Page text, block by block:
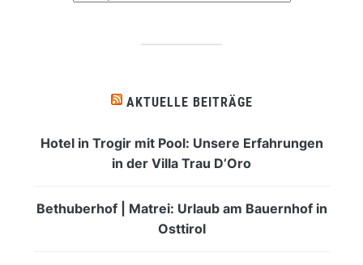
AKTUELLE BEITRÄGE
Hotel in Trogir mit Pool: Unsere Erfahrungen
in der Villa Trau D’Oro
Bethuberhof | Matrei: Urlaub am Bauernhof in
Osttirol